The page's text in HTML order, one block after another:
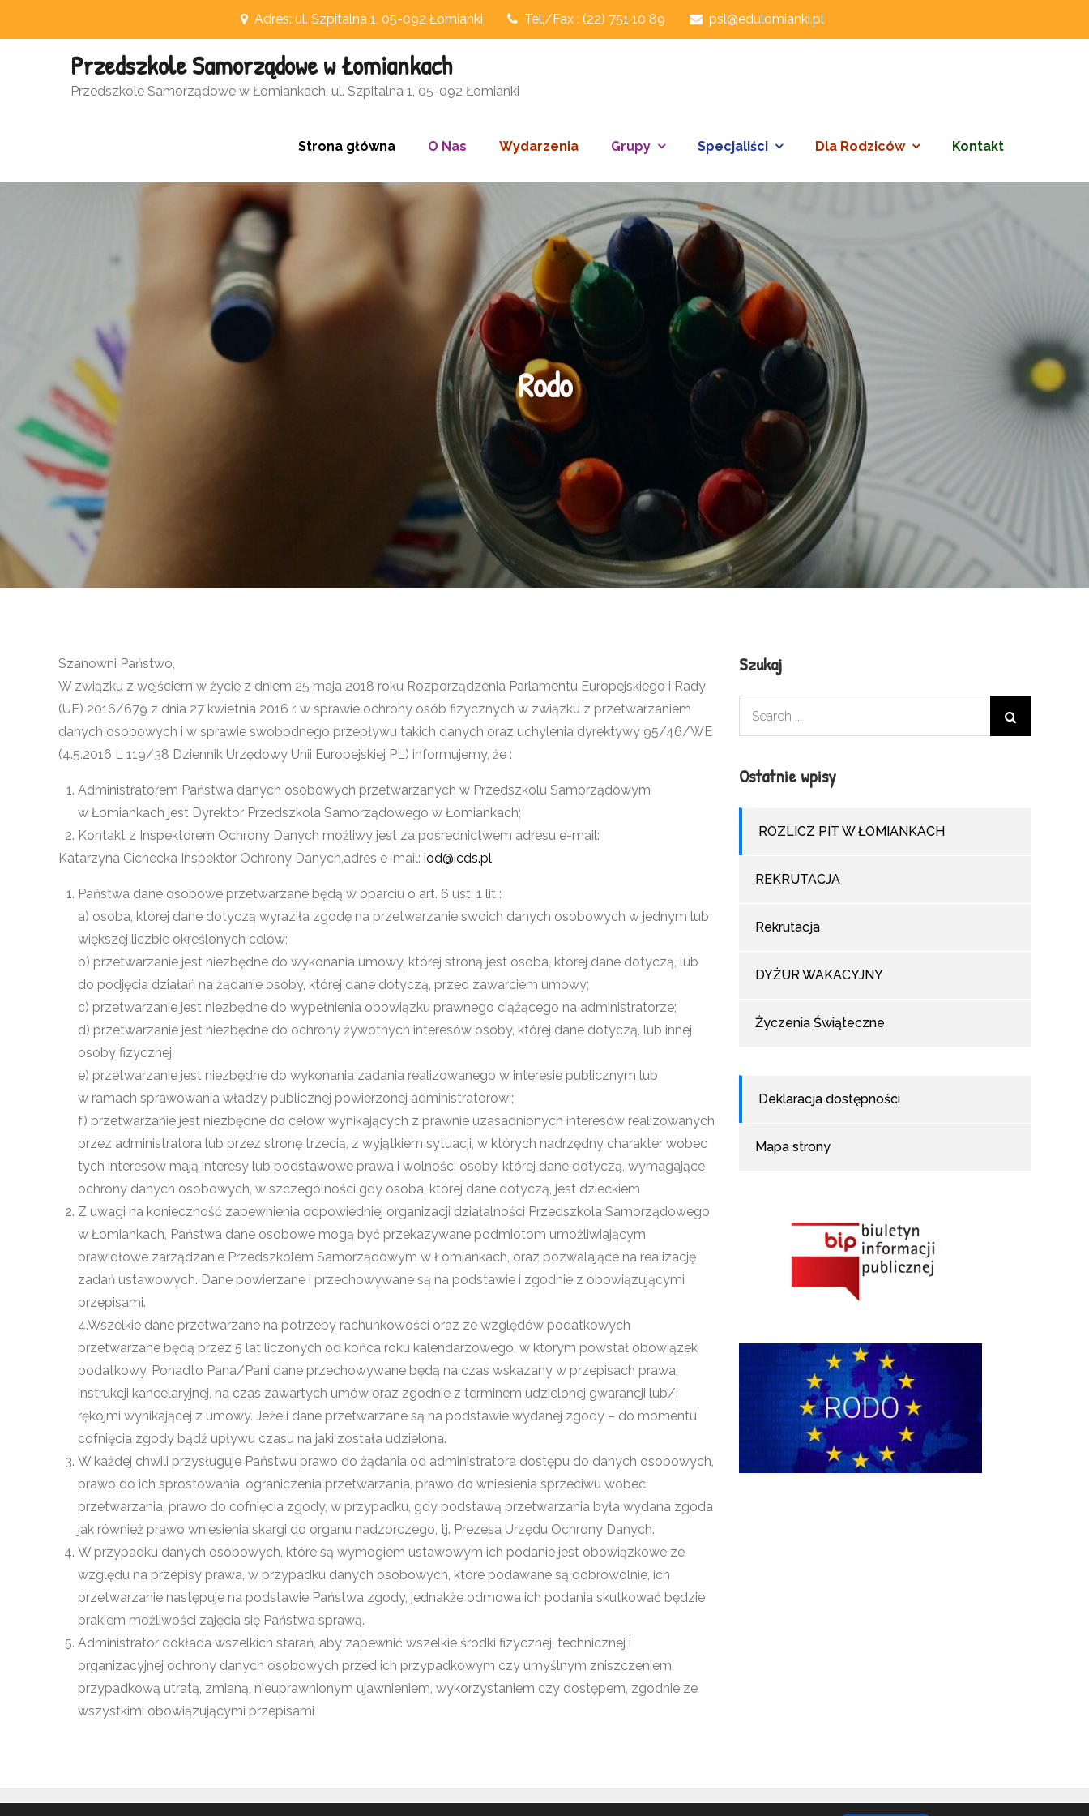
Adres: ul. Szpitalna 1, 05-092 Łomianki Tel./Fax : (22) 751 10 89 psl@edulomianki.pl
Przedszkole Samorządowe w Łomiankach
Przedszkole Samorządowe w Łomiankach, ul. Szpitalna 1, 05-092 Łomianki
Strona główna O Nas Wydarzenia Grupy Specjaliści Dla Rodziców Kontakt
Rodo
Szanowni Państwo,
W związku z wejściem w życie z dniem 25 maja 2018 roku Rozporządzenia Parlamentu Europejskiego i Rady
(UE) 2016/679 z dnia 27 kwietnia 2016 r. w sprawie ochrony osób fizycznych w związku z przetwarzaniem
danych osobowych i w sprawie swobodnego przepływu takich danych oraz uchylenia dyrektywy 95/46/WE
(4.5.2016 L 119/38 Dziennik Urzędowy Unii Europejskiej PL) informujemy, że :
Administratorem Państwa danych osobowych przetwarzanych w Przedszkolu Samorządowym
w Łomiankach jest Dyrektor Przedszkola Samorządowego w Łomiankach;
Kontakt z Inspektorem Ochrony Danych możliwy jest za pośrednictwem adresu e-mail:
Katarzyna Cichecka Inspektor Ochrony Danych,adres e-mail: iod@icds.pl
Państwa dane osobowe przetwarzane będą w oparciu o art. 6 ust. 1 lit :
a) osoba, której dane dotyczą wyraziła zgodę na przetwarzanie swoich danych osobowych w jednym lub
większej liczbie określonych celów;
b) przetwarzanie jest niezbędne do wykonania umowy, której stroną jest osoba, której dane dotyczą, lub
do podjęcia działań na żądanie osoby, której dane dotyczą, przed zawarciem umowy;
c) przetwarzanie jest niezbędne do wypełnienia obowiązku prawnego ciążącego na administratorze;
d) przetwarzanie jest niezbędne do ochrony żywotnych interesów osoby, której dane dotyczą, lub innej
osoby fizycznej;
e) przetwarzanie jest niezbędne do wykonania zadania realizowanego w interesie publicznym lub
w ramach sprawowania władzy publicznej powierzonej administratorowi;
f) przetwarzanie jest niezbędne do celów wynikających z prawnie uzasadnionych interesów realizowanych
przez administratora lub przez stronę trzecią, z wyjątkiem sytuacji, w których nadrzędny charakter wobec
tych interesów mają interesy lub podstawowe prawa i wolności osoby, której dane dotyczą, wymagające
ochrony danych osobowych, w szczególności gdy osoba, której dane dotyczą, jest dzieckiem
Z uwagi na konieczność zapewnienia odpowiedniej organizacji działalności Przedszkola Samorządowego
w Łomiankach, Państwa dane osobowe mogą być przekazywane podmiotom umożliwiającym
prawidłowe zarządzanie Przedszkolem Samorządowym w Łomiankach, oraz pozwalające na realizację
zadań ustawowych. Dane powierzane i przechowywane są na podstawie i zgodnie z obowiązującymi
przepisami.
4.Wszelkie dane przetwarzane na potrzeby rachunkowości oraz ze względów podatkowych
przetwarzane będą przez 5 lat liczonych od końca roku kalendarzowego, w którym powstał obowiązek
podatkowy. Ponadto Pana/Pani dane przechowywane będą na czas wskazany w przepisach prawa,
instrukcji kancelaryjnej, na czas zawartych umów oraz zgodnie z terminem udzielonej gwarancji lub/i
rękojmi wynikającej z umowy. Jeżeli dane przetwarzane są na podstawie wydanej zgody – do momentu
cofnięcia zgody bądź upływu czasu na jaki została udzielona.
W każdej chwili przysługuje Państwu prawo do żądania od administratora dostępu do danych osobowych,
prawo do ich sprostowania, ograniczenia przetwarzania, prawo do wniesienia sprzeciwu wobec
przetwarzania, prawo do cofnięcia zgody, w przypadku, gdy podstawą przetwarzania była wydana zgoda
jak również prawo wniesienia skargi do organu nadzorczego, tj. Prezesa Urzędu Ochrony Danych.
W przypadku danych osobowych, które są wymogiem ustawowym ich podanie jest obowiązkowe ze
względu na przepisy prawa, w przypadku danych osobowych, które podawane są dobrowolnie, ich
przetwarzanie następuje na podstawie Państwa zgody, jednakże odmowa ich podania skutkować będzie
brakiem możliwości zajęcia się Państwa sprawą.
Administrator dokłada wszelkich starań, aby zapewnić wszelkie środki fizycznej, technicznej i
organizacyjnej ochrony danych osobowych przed ich przypadkowym czy umyślnym zniszczeniem,
przypadkową utratą, zmianą, nieuprawnionym ujawnieniem, wykorzystaniem czy dostępem, zgodnie ze
wszystkimi obowiązującymi przepisami
Szukaj
Ostatnie wpisy
ROZLICZ PIT W ŁOMIANKACH
REKRUTACJA
Rekrutacja
DYŻUR WAKACYJNY
Życzenia Świąteczne
Deklaracja dostępności
Mapa strony